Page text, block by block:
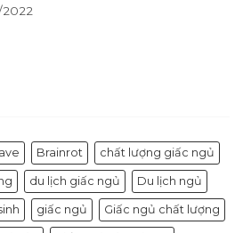
Brainrot chất lượng giấc ngủ
du lịch giấc ngủ Du lịch ngủ
giấc ngủ Giấc ngủ chất lượng